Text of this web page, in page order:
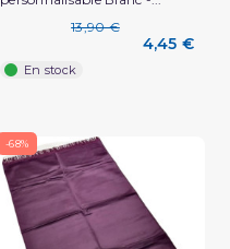
13,90 €
4,45 €
En stock
-68%